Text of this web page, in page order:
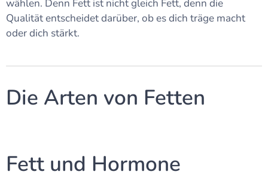
wählen. Denn Fett ist nicht gleich Fett, denn die
Qualität entscheidet darüber, ob es dich träge macht
oder dich stärkt.
Die Arten von Fetten
Fett und Hormone